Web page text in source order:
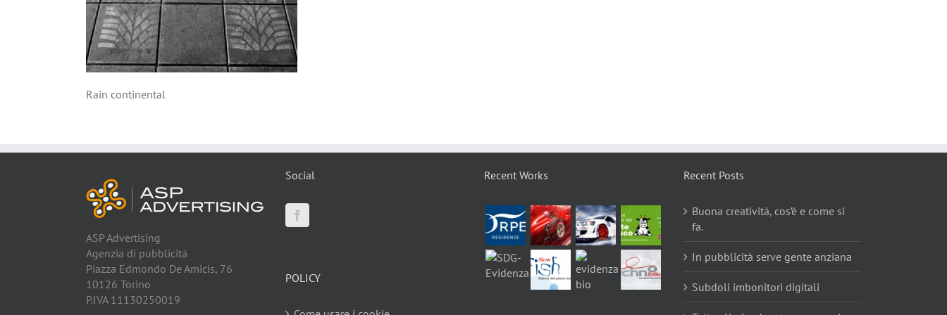
Rain continental
ASP Advertising
Agenzia di pubblicità
Piazza Edmondo De Amicis, 76
10126 Torino
P.IVA 11130250019
Social
POLICY
Recent Works Recent Posts
Buona creatività, cos’è e come si
fa.
In pubblicità serve gente anziana
Subdoli imbonitori digitali